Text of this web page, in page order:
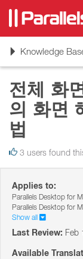
ToggleKnowledge
전체 화
의 화면
법
3 users found
Applies to:
Parallels Desktop for
Parallels Desktop for
Show all
Last Review: Feb
Available